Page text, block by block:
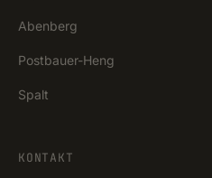
Abenberg
Postbauer-Heng
Spalt
KONTAKT